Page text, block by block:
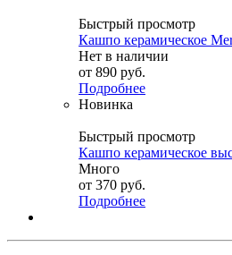
Быстрый просмотр
Кашпо керамическое
Нет в наличии
от 890 руб.
Подробнее
Новинка
Быстрый просмотр
Кашпо керамическое
Много
от 370 руб.
Подробнее